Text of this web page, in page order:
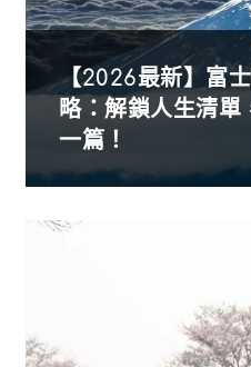
【2026最新】富
略：解鎖人生清單
一篇！